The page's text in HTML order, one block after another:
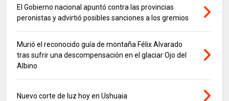
El Gobierno nacional apuntó contra las provincias
peronistas y advirtió posibles sanciones a los gremios
Murió el reconocido guía de montaña Félix Alvarado
tras sufrir una descompensación en el glaciar Ojo del
Albino
Nuevo corte de luz hoy en Ushuaia